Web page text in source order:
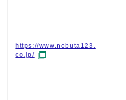
https://www.nobuta123.
co.jp/